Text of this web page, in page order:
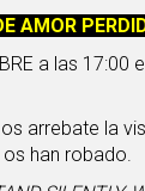
AMOR
a las 17:00
arrebate la
han robado.